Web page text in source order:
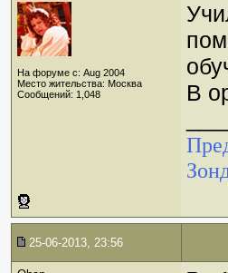
На форуме с: Aug 2004
Место жительства: Москва
Сообщений: 1,048
В
25-06-2013, 23:56